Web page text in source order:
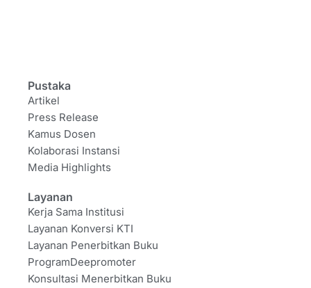
Pustaka
Artikel
Press Release
Kamus Dosen
Kolaborasi Instansi
Media Highlights
Layanan
Kerja Sama Institusi
Layanan Konversi KTI
Layanan Penerbitkan Buku
ProgramDeepromoter
Konsultasi Menerbitkan Buku